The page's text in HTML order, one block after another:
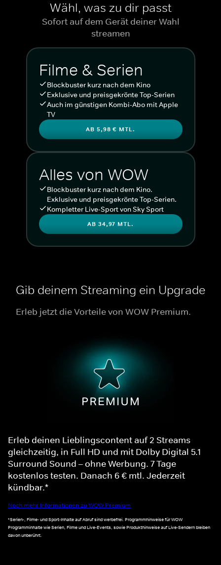
Wähl, was zu dir passt
Sofort auf dem Gerät deiner Wahl
streamen
Filme & Serien
Blockbuster kurz nach dem Kino
Exklusive und preisgekrönte Top-Serien
Auch im günstigen Kombi-Abo mit Apple
TV
AB 5,98 € MTL.
Alles von WOW
Blockbuster kurz nach dem Kino.
Exklusive und preisgekrönte Top-Serien.
Kompletter Live-Sport von Sky Sport
AB 34,97 MTL.
Gib deinem Streaming ein Upgrade
Erleb jetzt die Vorteile von WOW Premium.
Erleb deinen Lieblingscontent auf 2 Streams
gleichzeitig, in Full HD und mit Dolby Digital 5.1
Surround Sound – ohne Werbung. 7 Tage
kostenlos testen. Danach 6 € mtl. Jederzeit
kündbar.*
Noch mehr Informationen zu WOW Premium
*Serien-, Filme- und Sport-Inhalte auf Abruf sind werbefrei. Programmhinweise für WOW
Programminhalte wie Serien, Filme und Live-Events, sowie Produkthinweise auf Live-Sendern bleiben
davon unberührt.